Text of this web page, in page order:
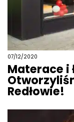
07/12/2020
Materace i
Redłowie!